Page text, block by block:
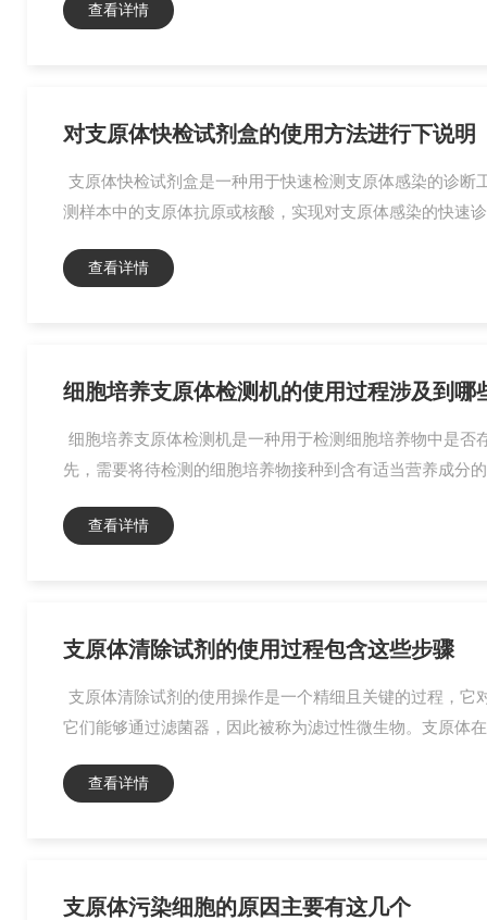
查看详情
对支原体快检试剂盒的使用方法进行下说明
支原体快检试剂盒是一种用于快速检测支原体感染的诊
测样本中的支原体抗原或核酸，实现对支原体感染的快速
查看详情
细胞培养支原体检测机的使用过程涉及到哪
细胞培养支原体检测机是一种用于检测细胞培养物中是
先，需要将待检测的细胞培养物接种到含有适当营养成分
查看详情
支原体清除试剂的使用过程包含这些步骤
支原体清除试剂的使用操作是一个精细且关键的过程，
它们能够通过滤菌器，因此被称为滤过性微生物。支原体
查看详情
支原体污染细胞的原因主要有这几个